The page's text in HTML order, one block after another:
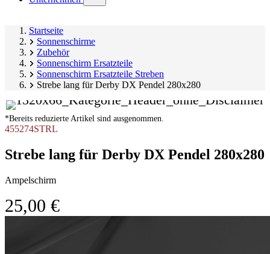
submenu)
Startseite
Sonnenschirme
Zubehör
Sonnenschirm Ersatzteile
Sonnenschirm Ersatzteile Streben
Strebe lang für Derby DX Pendel 280x280
*Bereits reduzierte Artikel sind ausgenommen.
455274STRL
Strebe lang für Derby DX Pendel 280x280
Ampelschirm
25,00 €